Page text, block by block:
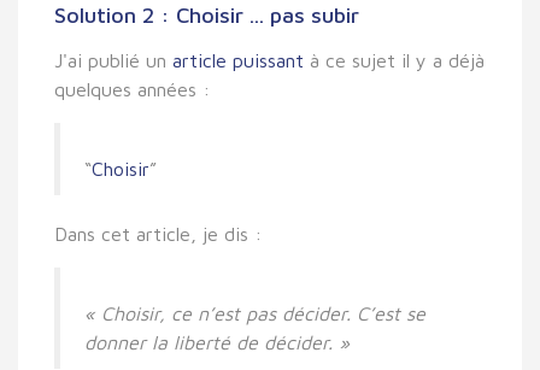
Solution 2 : Choisir ... pas subir
J'ai publié un article puissant à ce sujet il y a déjà
quelques années :
“Choisir”
Dans cet article, je dis :
« Choisir, ce n’est pas décider. C’est se
donner la liberté de décider. »